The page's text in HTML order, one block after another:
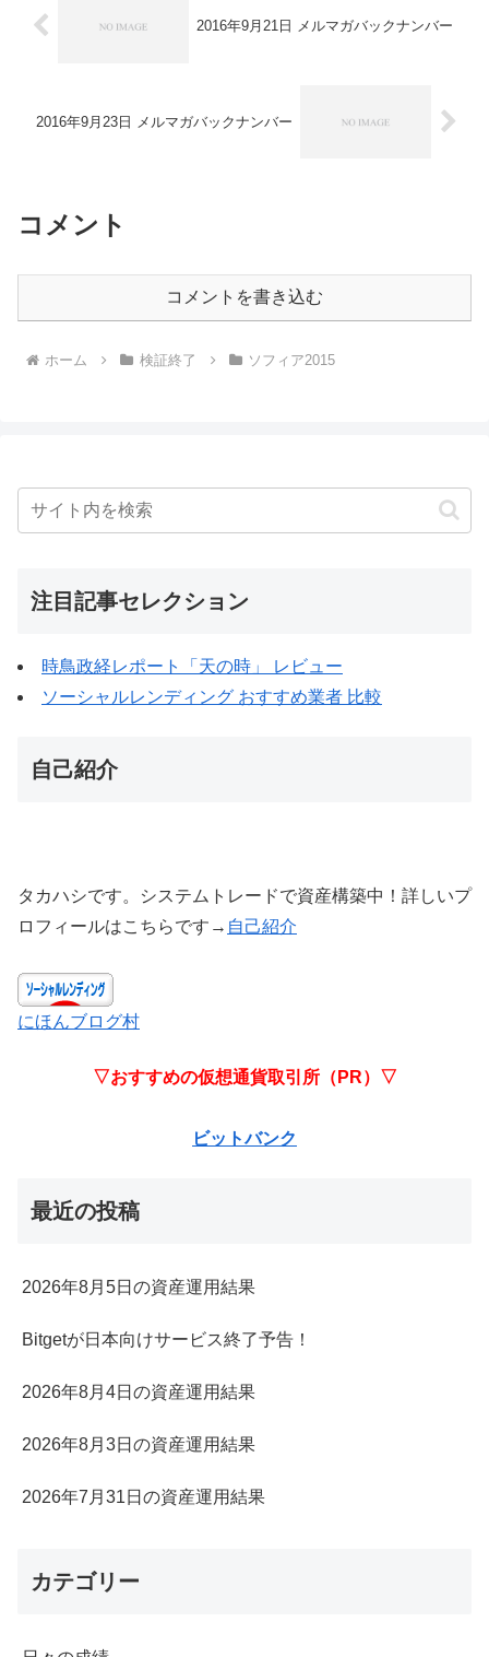
2016年9月21日 メルマガバックナンバー
2016年9月23日 メルマガバックナンバー
コメント
コメントを書き込む
ホーム 検証終了 ソフィア2015
注目記事セレクション
時鳥政経レポート「天の時」 レビュー
ソーシャルレンディング おすすめ業者 比較
自己紹介
タカハシです。システムトレードで資産構築中！詳しいプ
ロフィールはこちらです→ 自己紹介
にほんブログ村
▽おすすめの仮想通貨取引所（PR）▽
ビットバンク
最近の投稿
2026年8月5日の資産運用結果
Bitgetが日本向けサービス終了予告！
2026年8月4日の資産運用結果
2026年8月3日の資産運用結果
2026年7月31日の資産運用結果
カテゴリー